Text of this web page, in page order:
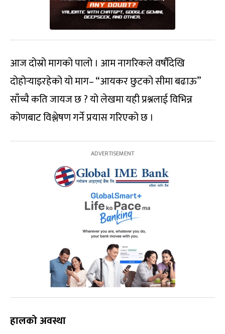
आज दोस्रो मागको पालो । आम नागरिकले वर्षौंदेखि
दोहोर्‍याइरहेको यो माग– “आयकर छुटको सीमा बढाऊ”
साँच्चै कति जायज छ ? यो लेखमा यही प्रश्नलाई विभिन्न
कोणबाट विश्लेषण गर्ने प्रयास गरिएको छ ।
हालको अवस्था